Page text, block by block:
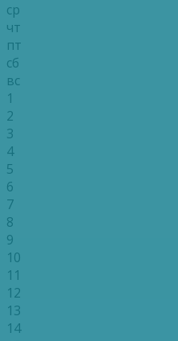
ср
чт
пт
сб
вс
1
2
3
4
5
6
7
8
9
10
11
12
13
14